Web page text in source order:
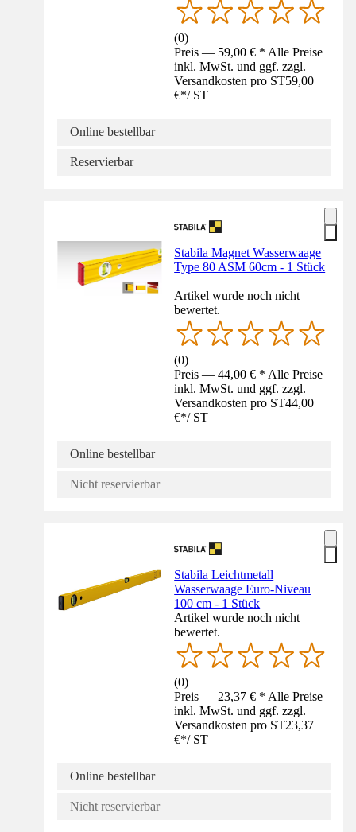
(0)
Preis — 59,00 € * Alle Preise
inkl. MwSt. und ggf. zzgl.
Versandkosten pro ST59,00
€*/ ST
Online bestellbar
Reservierbar
Stabila Magnet Wasserwaage
Type 80 ASM 60cm - 1 Stück
Artikel wurde noch nicht
bewertet.
(0)
Preis — 44,00 € * Alle Preise
inkl. MwSt. und ggf. zzgl.
Versandkosten pro ST44,00
€*/ ST
Online bestellbar
Nicht reservierbar
Stabila Leichtmetall
Wasserwaage Euro-Niveau
100 cm - 1 Stück
Artikel wurde noch nicht
bewertet.
(0)
Preis — 23,37 € * Alle Preise
inkl. MwSt. und ggf. zzgl.
Versandkosten pro ST23,37
€*/ ST
Online bestellbar
Nicht reservierbar